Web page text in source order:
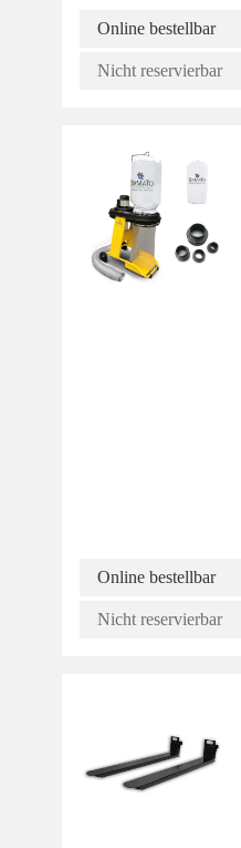
Online bestellbar
Nicht reservierbar
Online bestellbar
Nicht reservierbar